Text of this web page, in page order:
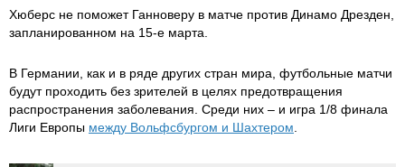
Хюберс не поможет Ганноверу в матче против Динамо Дрезден,
запланированном на 15-е марта.
В Германии, как и в ряде других стран мира, футбольные матчи
будут проходить без зрителей в целях предотвращения
распространения заболевания. Среди них – и игра 1/8 финала
Лиги Европы между Вольфсбургом и Шахтером.